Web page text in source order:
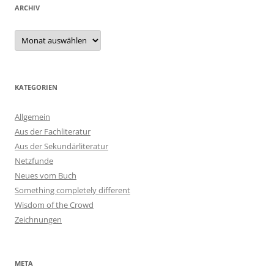
ARCHIV
Archiv
KATEGORIEN
Allgemein
Aus der Fachliteratur
Aus der Sekundärliteratur
Netzfunde
Neues vom Buch
Something completely different
Wisdom of the Crowd
Zeichnungen
META